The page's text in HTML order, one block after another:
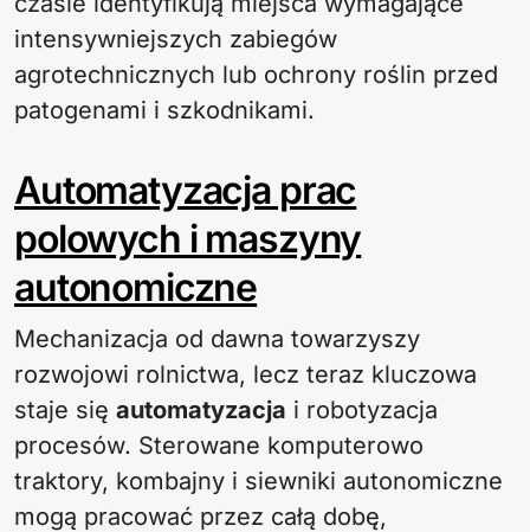
intensywniejszych zabiegów
agrotechnicznych lub ochrony roślin przed
patogenami i szkodnikami.
Automatyzacja prac
polowych i maszyny
autonomiczne
Mechanizacja od dawna towarzyszy
rozwojowi rolnictwa, lecz teraz kluczowa
staje się automatyzacja i robotyzacja
procesów. Sterowane komputerowo
traktory, kombajny i siewniki autonomiczne
mogą pracować przez całą dobę,